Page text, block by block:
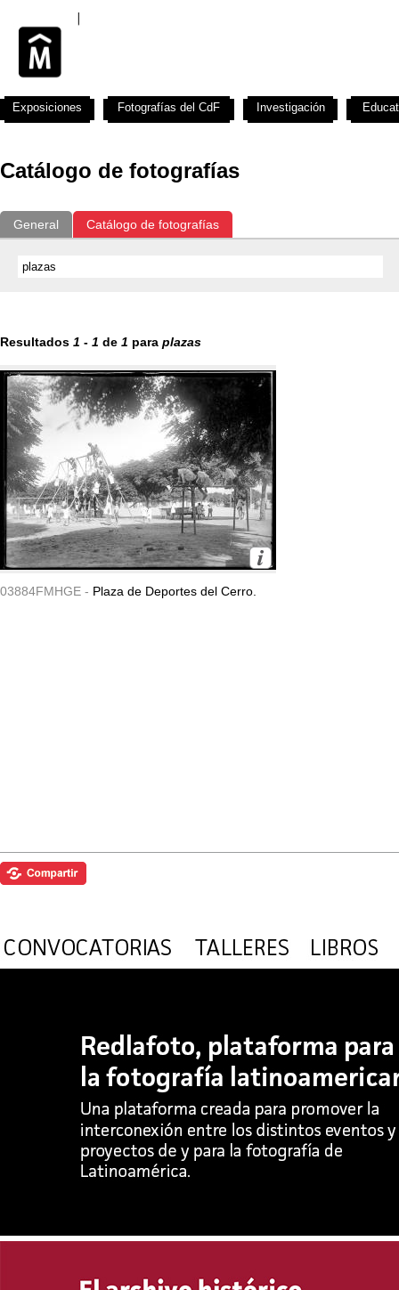
Catálogo de fotografías
General Catálogo de fotografías
Resultados 1 - 1 de 1 para plazas
03884FMHGE - Plaza de Deportes del Cerro.
Exposiciones Fotografías del CdF Investigación